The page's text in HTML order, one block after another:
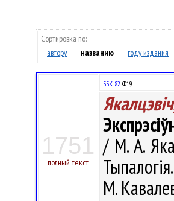
Сортировка по:
автору
названию году издания
1751
полный текст
ББК 82.Ф19
/ М. А.
М.